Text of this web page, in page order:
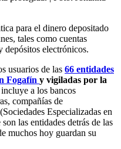
para el dinero depositado
tales como cuentas
depósitos electrónicos.
usuarios de las 66 entidades
Fogafín y vigiladas por la
a los bancos
compañías de
(Sociedades Especializadas en
las entidades detrás de las
muchos hoy guardan su